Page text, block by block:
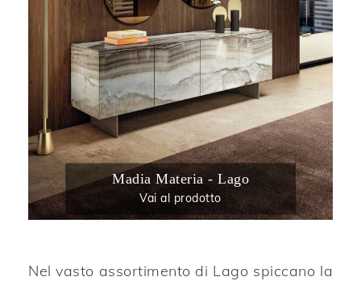
Madia Materia - Lago
Vai al prodotto
Nel vasto assortimento di Lago spiccano la